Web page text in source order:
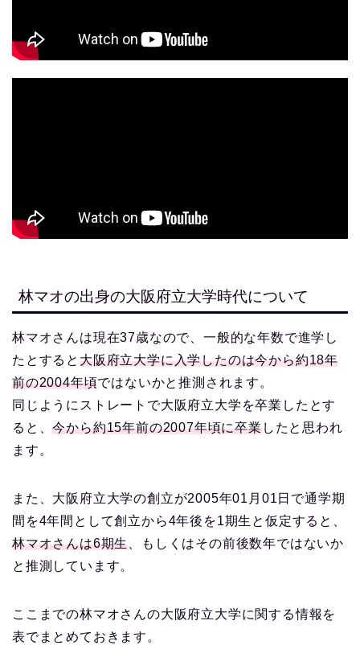
林マオの出身の大阪府立大学時代について
林マオさんは現在37歳なので、一般的な年数で進学し
たとすると 大阪府立大学に入学したのは今から約18年
前の2004年頃ではないかと推測されます。
同じようにストレートで大阪府立大学を卒業したとす
ると、今から約15年前の2007年頃に卒業したと思われ
ます。
また、大阪府立大学の創立が2005年01月01日で通学期
間を4年間として創立から4年後を1期生と仮定すると、
林マオさんは6期生、もしくはその前後数年ではないか
と推測しています。
ここまでの林マオさんの大阪府立大学に関する情報を
表でまとめておきます。